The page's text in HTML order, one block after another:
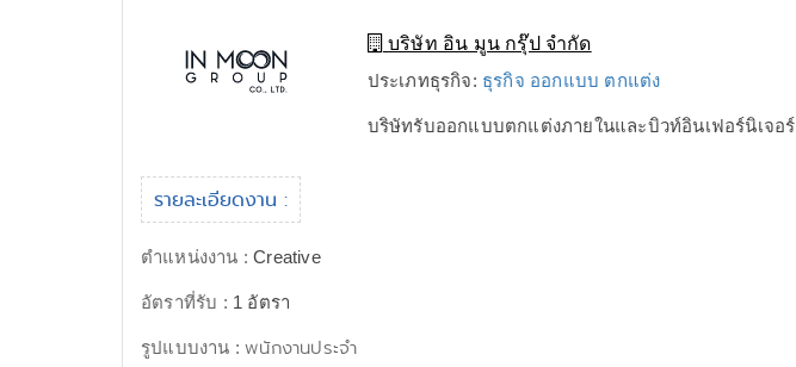
บริษัท อิน มูน กรุ๊ป จำกัด
ประเภทธุรกิจ: ธุรกิจ ออกแบบ ตกแต่ง
บริษัทรับออกแบบตกแต่งภายในและบิวท์อินเฟอร์นิเจอร์
รายละเอียดงาน :
ตำแหน่งงาน :Creative
อัตราที่รับ : 1 อัตรา
รูปแบบงาน :พนักงานประจำ